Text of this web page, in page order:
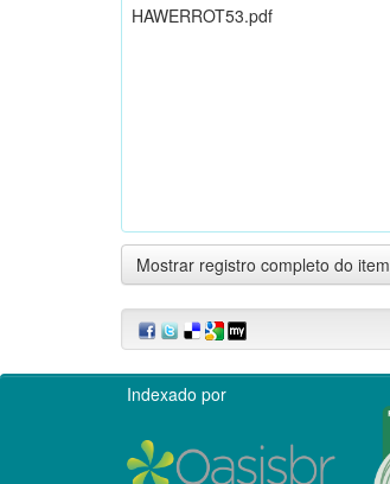
HAWERROT53.pdf
Mostrar registro completo do item
Indexado por